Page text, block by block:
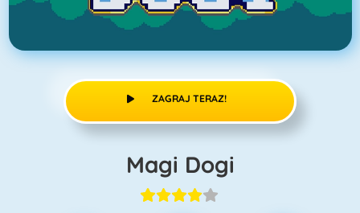
ZAGRAJ TERAZ!
Magi Dogi